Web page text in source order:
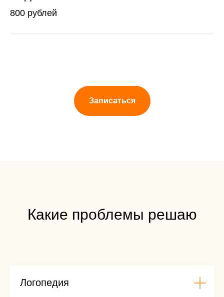
800 рублей
Записаться
Какие проблемы решаю
Логопедия